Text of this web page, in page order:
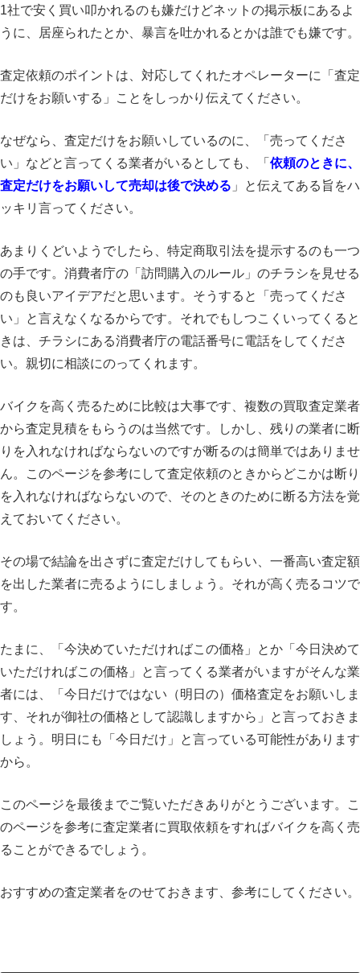
1社で安く買い叩かれるのも嫌だけどネットの掲示板にあるよ
うに、居座られたとか、暴言を吐かれるとかは誰でも嫌です。
査定依頼のポイントは、対応してくれたオペレーターに「査定
だけをお願いする」ことをしっかり伝えてください。
なぜなら、査定だけをお願いしているのに、「売ってくださ
い」などと言ってくる業者がいるとしても、「 依頼のときに、
査定だけをお願いして売却は後で決める 」と伝えてある旨をハ
ッキリ言ってください。
あまりくどいようでしたら、特定商取引法を提示するのも一つ
の手です。消費者庁の「訪問購入のルール」のチラシを見せる
のも良いアイデアだと思います。そうすると「売ってくださ
い」と言えなくなるからです。それでもしつこくいってくると
きは、チラシにある消費者庁の電話番号に電話をしてくださ
い。親切に相談にのってくれます。
バイクを高く売るために比較は大事です、複数の買取査定業者
から査定見積をもらうのは当然です。しかし、残りの業者に断
りを入れなければならないのですが断るのは簡単ではありませ
ん。このページを参考にして査定依頼のときからどこかは断り
を入れなければならないので、そのときのために断る方法を覚
えておいてください。
その場で結論を出さずに査定だけしてもらい、一番高い査定額
を出した業者に売るようにしましょう。それが高く売るコツで
す。
たまに、「今決めていただければこの価格」とか「今日決めて
いただければこの価格」と言ってくる業者がいますがそんな業
者には、「今日だけではない（明日の）価格査定をお願いしま
す、それが御社の価格として認識しますから」と言っておきま
しょう。明日にも「今日だけ」と言っている可能性があります
から。
このページを最後までご覧いただきありがとうございます。こ
のページを参考に査定業者に買取依頼をすればバイクを高く売
ることができるでしょう。
おすすめの査定業者をのせておきます、参考にしてください。